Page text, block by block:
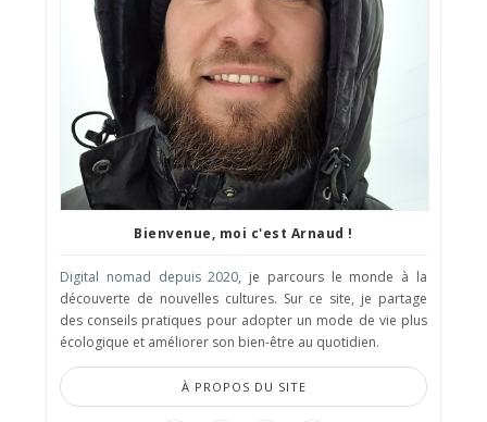
Bienvenue, moi c'est Arnaud !
Digital nomad depuis 2020, je parcours le monde à la
découverte de nouvelles cultures. Sur ce site, je partage
des conseils pratiques pour adopter un mode de vie plus
écologique et améliorer son bien-être au quotidien.
À PROPOS DU SITE